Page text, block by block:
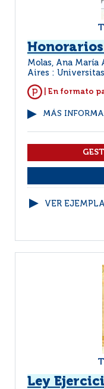
Molas, Ana María
Aires : Universitas
| En formato
MÁS
VER
Ley